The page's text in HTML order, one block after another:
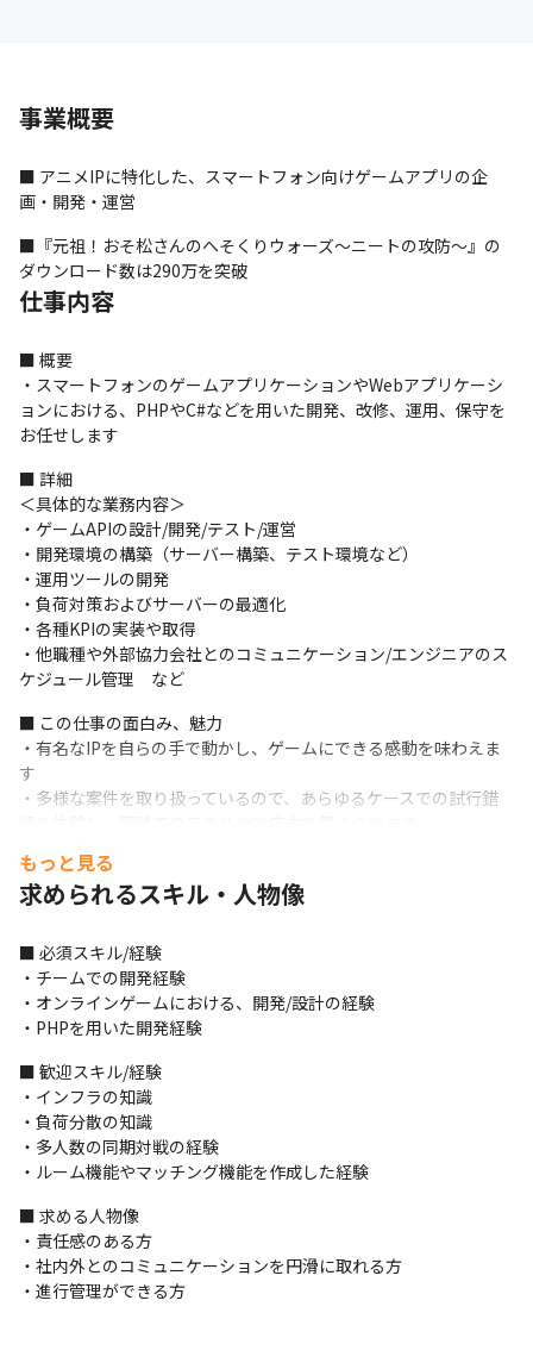
事業概要
■ アニメIPに特化した、スマートフォン向けゲームアプリの企
画・開発・運営
■『元祖！おそ松さんのへそくりウォーズ～ニートの攻防～』の
ダウンロード数は290万を突破
仕事内容
■ 概要
・スマートフォンのゲームアプリケーションやWebアプリケーシ
ョンにおける、PHPやC#などを用いた開発、改修、運用、保守を
お任せします
■ 詳細
＜具体的な業務内容＞
・ゲームAPIの設計/開発/テスト/運営
・開発環境の構築（サーバー構築、テスト環境など）
・運用ツールの開発
・負荷対策およびサーバーの最適化
・各種KPIの実装や取得
・他職種や外部協力会社とのコミュニケーション/エンジニアのス
ケジュール管理　など
■ この仕事の面白み、魅力
・有名なIPを自らの手で動かし、ゲームにできる感動を味わえま
す
・多様な案件を取り扱っているので、あらゆるケースでの試行錯
ることができます
・基本設計から実装、運用まで、ソーシャルゲームの一通りの仕
らえる感動を味わえます
・ユーザーがストレスなくゲームができるために、工夫や提案、
実装を行うので、ユーザーからの良いリアクションを得られます
もっと見る
求められるスキル・人物像
■ 必須スキル/経験
・チームでの開発経験
・オンラインゲームにおける、開発/設計の経験
・PHPを用いた開発経験
■ 歓迎スキル/経験
・インフラの知識
・負荷分散の知識
・多人数の同期対戦の経験
・ルーム機能やマッチング機能を作成した経験
■ 求める人物像
・責任感のある方
・社内外とのコミュニケーションを円滑に取れる方
・進行管理ができる方